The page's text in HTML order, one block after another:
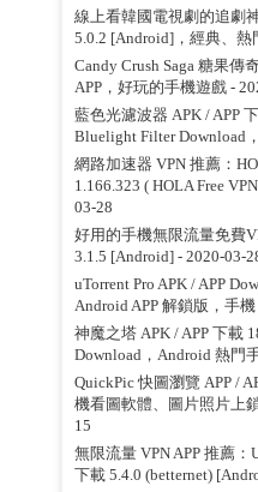
線上看韓國電視劇的追劇
5.0.2 [Android]，經典、熱
Candy Crush Saga 糖果傳
APP，好玩的手機遊戲-
藍色光濾波器 APK / APP
Bluelight Filter Download
網路加速器 VPN 推薦：
1.166.323 ( HOLA Free
03-28
好用的手機無限流量免費
3.1.5 [Android]- 2020-03-
uTorrent Pro APK / APP
Android APP 解鎖版，手
神魔之塔 APK / APP 下載
Download，Android 熱門
QuickPic 快圖瀏覽 APP /
機看圖軟體、圖片照片上
15
無限流量 VPN APP 推薦：
下載 5.4.0 (betternet)